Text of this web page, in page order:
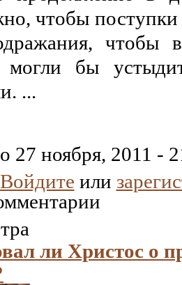
чтобы
могли бы
...
27 ноября, 2011 -
Войдите или
ли Христос о